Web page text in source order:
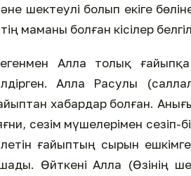
шектеулі болып екіге
маманы болған кісілер
Алла толық
Алла Расулы
хабардар болған.
сезім мүшелерімен сезіп-
ғайыптың сырын
Өйткені Алла (Өзінің